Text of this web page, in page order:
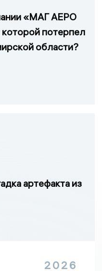
«МАГ АЕРО
потерпел
области?
артефакта из
2026